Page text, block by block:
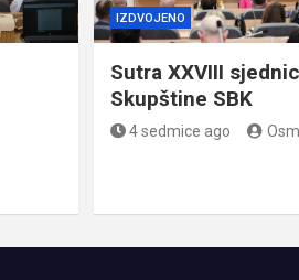
IZDVOJENO
Sutra XXVIII
Skupštine SBK
4 sedmice ago